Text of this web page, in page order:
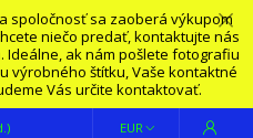
spoločnosť sa zaoberá výkupom
niečo predať, kontaktujte nás
Ideálne, ak nám pošlete fotografiu
výrobného štítku, Vaše kontaktné
Vás určite kontaktovať.
EUR